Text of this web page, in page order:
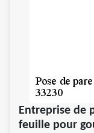
Entreprise de
feuille pour